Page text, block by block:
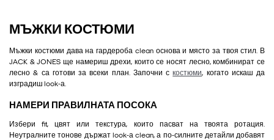
МЪЖКИ КОСТЮМИ
Мъжки костюми дава на гардероба clean основа и място за твоя стил. В
JACK & JONES ще намериш дрехи, които се носят лесно, комбинират се
лесно & са готови за всеки план. Започни скостюми, когато искаш да
изградиш look-а.
НАМЕРИ ПРАВИЛНАТА ПОСОКА
Избери fit, цвят или текстура, които пасват на твоята ротация.
Неутралните тонове държат look-а clean, а по-силните детайли добавят